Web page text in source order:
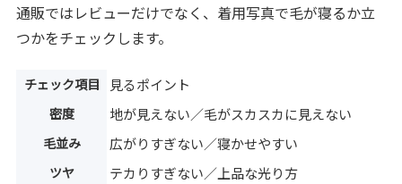
通販ではレビューだけでなく、着用写真で毛が寝るか立
つかをチェックします。
チェック項目 見るポイント
密度 地が見えない／毛がスカスカに見えない
毛並み 広がりすぎない／寝かせやすい
ツヤ テカりすぎない／上品な光り方